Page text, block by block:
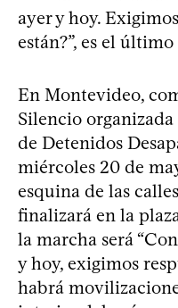
ayer y hoy.
están?”, es el
En Montevideo,
Silencio
de Detenidos
miércoles 20 de
esquina de las
finalizará en la
la marcha será
y hoy, exigimos
habrá